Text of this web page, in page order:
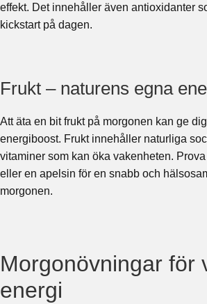
effekt. Det innehåller även antioxidanter
kickstart på dagen.
Frukt – naturens egna
Att äta en bit frukt på morgonen kan ge
energiboost. Frukt innehåller naturliga
vitaminer som kan öka vakenheten.
eller en apelsin för en snabb och
morgonen.
Morgonövningar för
energi